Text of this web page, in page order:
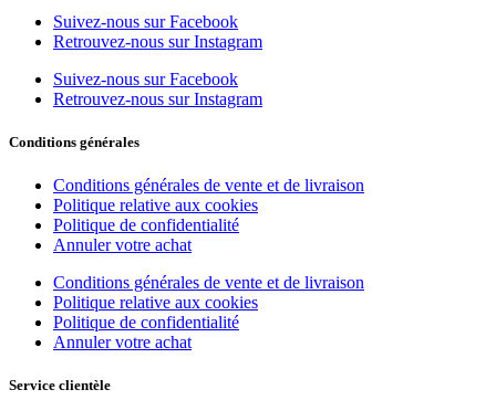
Suivez-nous sur Facebook
Retrouvez-nous sur Instagram
Suivez-nous sur Facebook
Retrouvez-nous sur Instagram
Conditions générales
Conditions générales de vente et de livraison
Politique relative aux cookies
Politique de confidentialité
Annuler votre achat
Conditions générales de vente et de livraison
Politique relative aux cookies
Politique de confidentialité
Annuler votre achat
Service clientèle